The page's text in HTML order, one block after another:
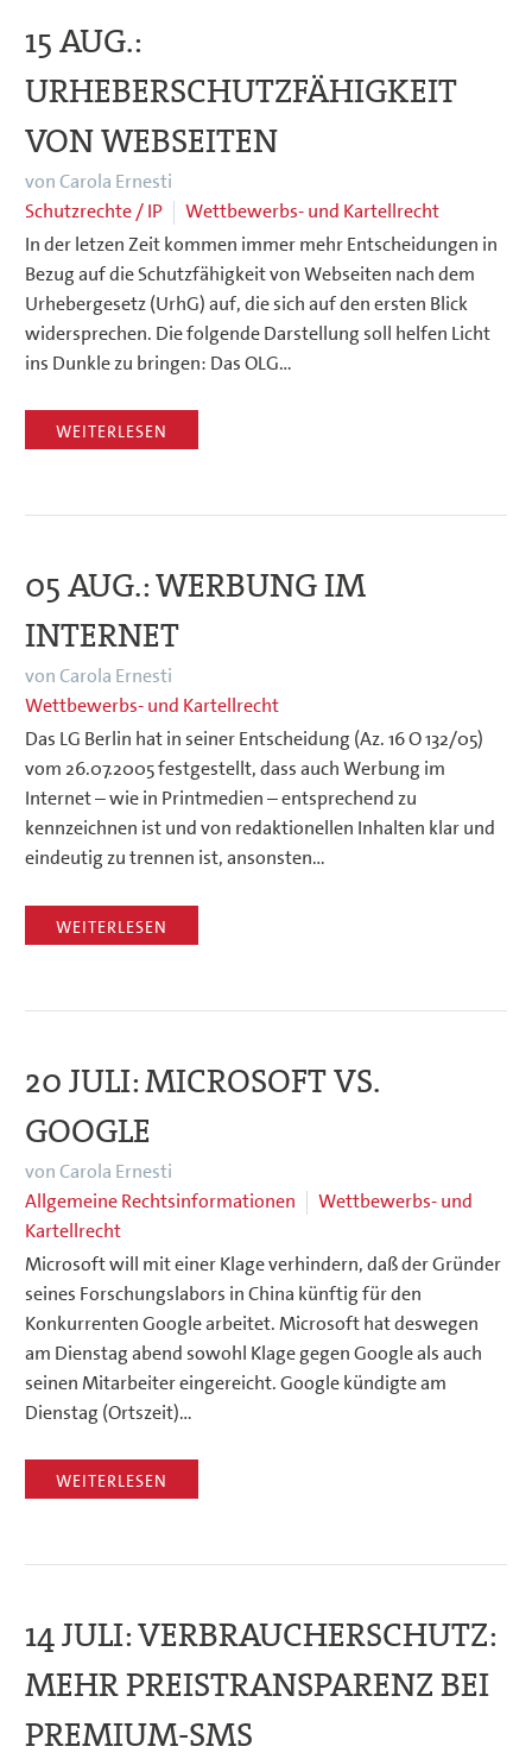
15 AUG.:
URHEBERSCHUTZFÄHIGKEIT
VON WEBSEITEN
von Carola Ernesti
Schutzrechte / IP
Wettbewerbs- und Kartellrecht
In der letzen Zeit kommen immer mehr Entscheidungen in
Bezug auf die Schutzfähigkeit von Webseiten nach dem
Urhebergesetz (UrhG) auf, die sich auf den ersten Blick
widersprechen. Die folgende Darstellung soll helfen Licht
ins Dunkle zu bringen: Das OLG…
WEITERLESEN
05 AUG.:WERBUNG IM
INTERNET
von Carola Ernesti
Wettbewerbs- und Kartellrecht
Das LG Berlin hat in seiner Entscheidung (Az. 16 O 132/05)
vom 26.07.2005 festgestellt, dass auch Werbung im
Internet – wie in Printmedien – entsprechend zu
kennzeichnen ist und von redaktionellen Inhalten klar und
eindeutig zu trennen ist, ansonsten…
WEITERLESEN
20 JULI:MICROSOFT VS.
GOOGLE
von Carola Ernesti
Allgemeine Rechtsinformationen
Wettbewerbs- und
Kartellrecht
Microsoft will mit einer Klage verhindern, daß der Gründer
seines Forschungslabors in China künftig für den
Konkurrenten Google arbeitet. Microsoft hat deswegen
am Dienstag abend sowohl Klage gegen Google als auch
seinen Mitarbeiter eingereicht. Google kündigte am
Dienstag (Ortszeit)…
WEITERLESEN
14 JULI:VERBRAUCHERSCHUTZ:
MEHR PREISTRANSPARENZ BEI
PREMIUM-SMS